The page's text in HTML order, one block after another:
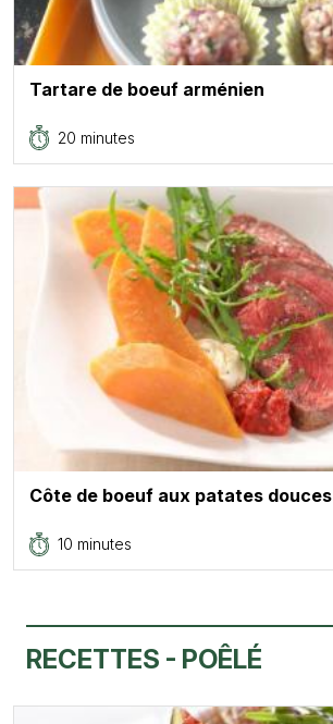
Tartare de boeuf arménien
20 minutes
Côte de boeuf aux patates douces
10 minutes
RECETTES - POÊLÉ